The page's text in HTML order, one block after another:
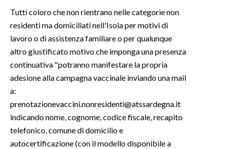
Tutti coloro che non rientrano nelle categorie non
residenti ma domiciliati nell'Isola per motivi di
lavoro o di assistenza familiare o per qualunque
altro giustificato motivo che imponga una presenza
continuativa "potranno manifestare la propria
adesione alla campagna vaccinale inviando una mail
a:
prenotazionevaccini.nonresidenti@atssardegna.it
indicando nome, cognome, codice fiscale, recapito
telefonico, comune di domicilio e
autocertificazione (con il modello disponibile a